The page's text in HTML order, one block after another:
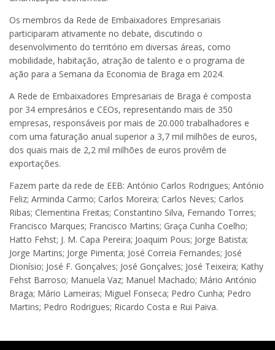
Os membros da Rede de Embaixadores Empresariais
participaram ativamente no debate, discutindo o
desenvolvimento do território em diversas áreas, como
mobilidade, habitação, atração de talento e o programa de
ação para a Semana da Economia de Braga em 2024.
A Rede de Embaixadores Empresariais de Braga é composta
por 34 empresários e CEOs, representando mais de 350
empresas, responsáveis por mais de 20.000 trabalhadores e
com uma faturação anual superior a 3,7 mil milhões de euros,
dos quais mais de 2,2 mil milhões de euros provêm de
exportações.
Fazem parte da rede de EEB: António Carlos Rodrigues; António
Feliz; Arminda Carmo; Carlos Moreira; Carlos Neves; Carlos
Ribas; Clementina Freitas; Constantino Silva, Fernando Torres;
Francisco Marques; Francisco Martins; Graça Cunha Coelho;
Hatto Fehst; J. M. Capa Pereira; Joaquim Pous; Jorge Batista;
Jorge Martins; Jorge Pimenta; José Correia Fernandes; José
Dionísio; José F. Gonçalves; José Gonçalves; José Teixeira; Kathy
Fehst Barroso; Manuela Vaz; Manuel Machado; Mário António
Braga; Mário Lameiras; Miguel Fonseca; Pedro Cunha; Pedro
Martins; Pedro Rodrigues; Ricardo Costa e Rui Paiva.